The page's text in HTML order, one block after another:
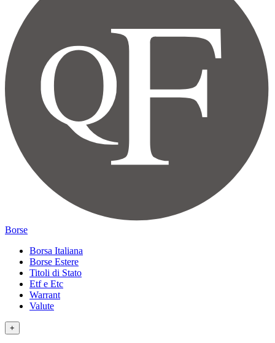
Borse
Borsa Italiana
Borse Estere
Titoli di Stato
Etf e Etc
Warrant
Valute
+